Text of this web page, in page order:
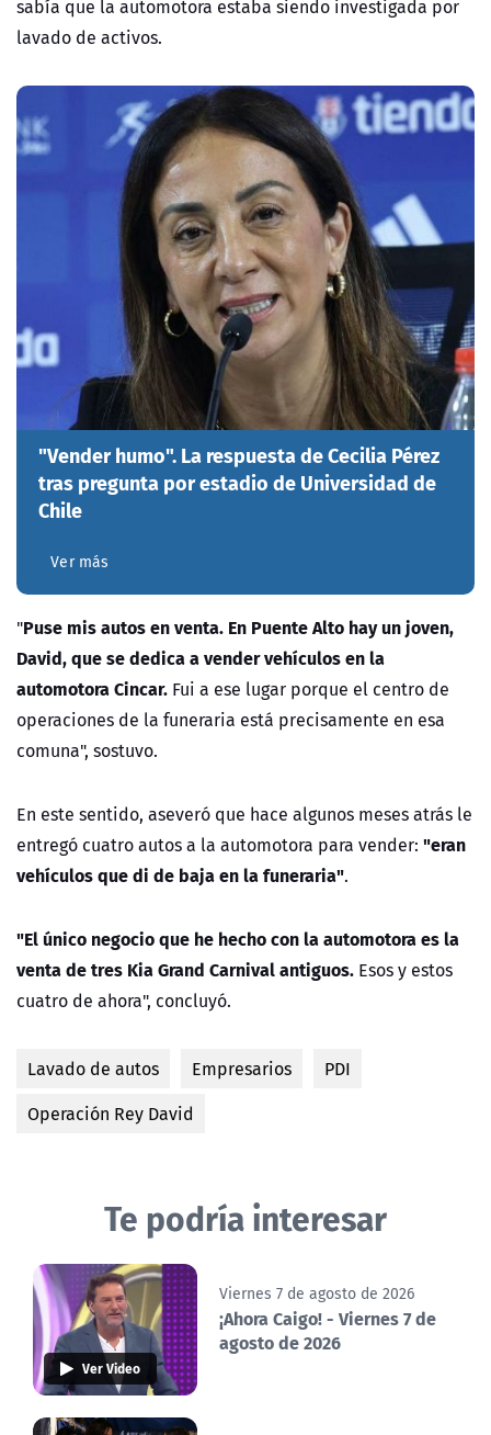
sabía que la automotora estaba siendo investigada por
lavado de activos.
"Vender humo". La respuesta de Cecilia Pérez
tras pregunta por estadio de Universidad de
Chile
Ver más
"Puse mis autos en venta. En Puente Alto hay un joven,
David, que se dedica a vender vehículos en la
automotora Cincar. Fui a ese lugar porque el centro de
operaciones de la funeraria está precisamente en esa
comuna", sostuvo.
En este sentido, aseveró que hace algunos meses atrás le
entregó cuatro autos a la automotora para vender: "eran
vehículos que di de baja en la funeraria".
"El único negocio que he hecho con la automotora es la
venta de tres Kia Grand Carnival antiguos. Esos y estos
cuatro de ahora", concluyó.
Lavado de autos Empresarios
PDI
Operación Rey David
Te podría interesar
Ver Video
Viernes 7 de agosto de 2026
¡Ahora Caigo! - Viernes 7 de
agosto de 2026